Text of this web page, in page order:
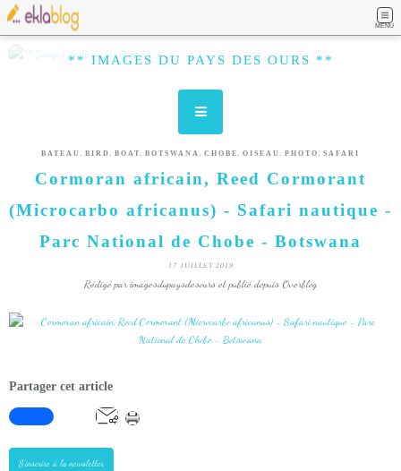
MENU
** IMAGES DU PAYS DES OURS **
BATEAU , BIRD , BOAT, BOTSWANA , CHOBE , OISEAU , PHOTO , SAFARI
Cormoran africain, Reed Cormorant
(Microcarbo africanus) - Safari nautique -
Parc National de Chobe - Botswana
17 JUILLET 2019
Rédigé par imagesdupaysdesours et publié depuis Overblog
Partager cet article
S'inscrire à la newsletter